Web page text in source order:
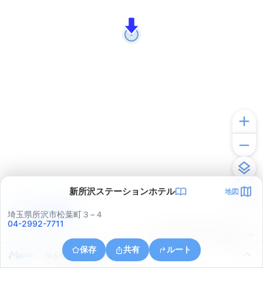
新所沢ステーションホテル 地図
埼玉県所沢市松葉町３−４
04-2992-7711
保存 共有 ルート
埼玉県所沢市三ケ島１丁目
アプリで見る